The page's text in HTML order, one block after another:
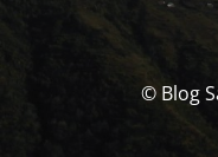
© Blog